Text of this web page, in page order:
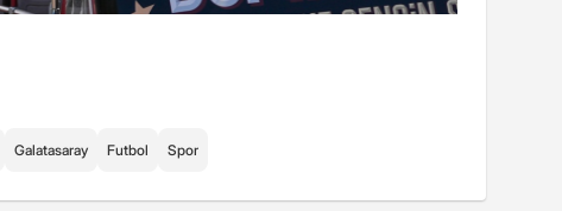
Galatasaray Futbol Spor